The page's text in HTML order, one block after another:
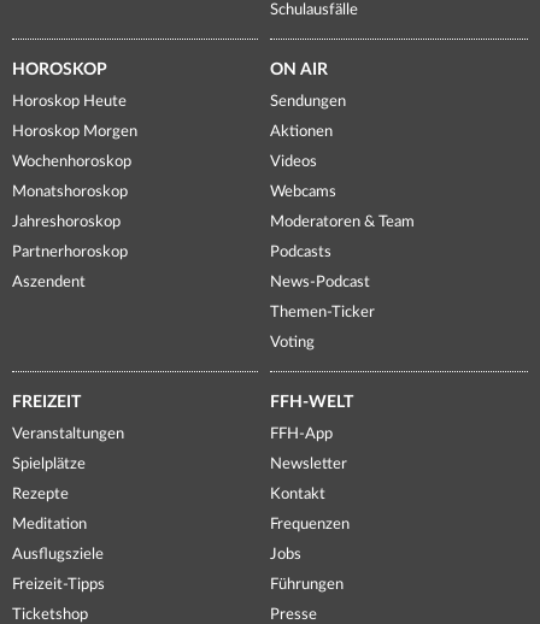
Schulausfälle
HOROSKOP
Horoskop Heute
Horoskop Morgen
Wochenhoroskop
Monatshoroskop
Jahreshoroskop
Partnerhoroskop
Aszendent
ON AIR
Sendungen
Aktionen
Videos
Webcams
Moderatoren & Team
Podcasts
News-Podcast
Themen-Ticker
Voting
FREIZEIT
Veranstaltungen
Spielplätze
Rezepte
Meditation
Ausflugsziele
Freizeit-Tipps
Ticketshop
FFH-WELT
FFH-App
Newsletter
Kontakt
Frequenzen
Jobs
Führungen
Presse